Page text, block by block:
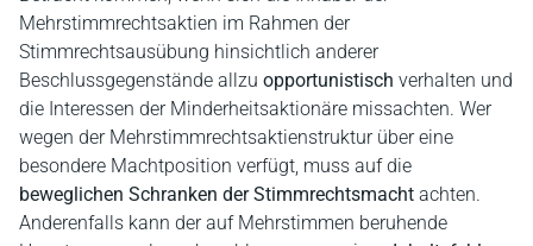
Mehrstimmrechtsaktien im Rahmen der
Stimmrechtsausübung hinsichtlich anderer
Beschlussgegenstände allzu opportunistisch verhalten und
die Interessen der Minderheitsaktionäre missachten. Wer
wegen der Mehrstimmrechtsaktienstruktur über eine
besondere Machtposition verfügt, muss auf die
beweglichen Schranken der Stimmrechtsmacht achten.
Anderenfalls kann der auf Mehrstimmen beruhende